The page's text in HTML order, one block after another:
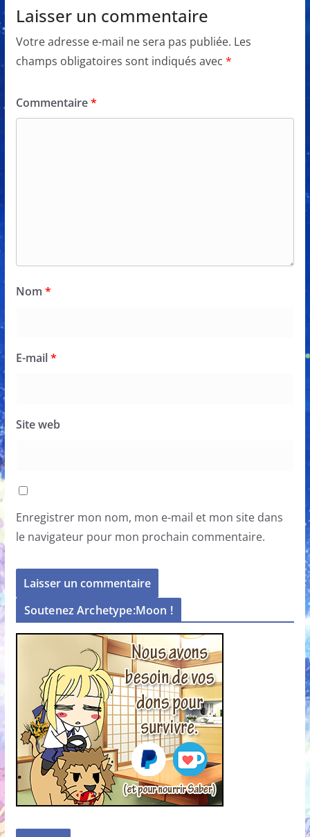
Laisser un commentaire
Votre adresse e-mail ne sera pas publiée. Les
champs obligatoires sont indiqués avec *
Commentaire*
Nom *
E-mail*
Site web
Enregistrer mon nom, mon e-mail et mon site dans
le navigateur pour mon prochain commentaire.
Soutenez Archetype:Moon !